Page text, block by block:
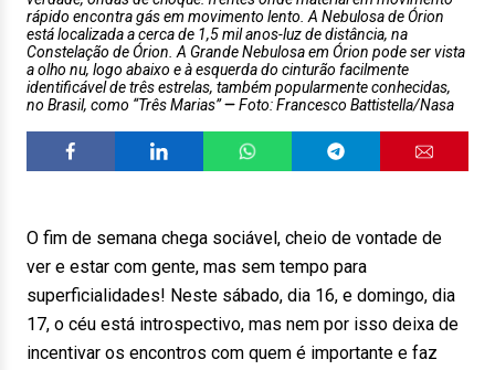
rápido encontra gás em movimento lento. A Nebulosa de Órion
está localizada a cerca de 1,5 mil anos-luz de distância, na
Constelação de Órion. A Grande Nebulosa em Órion pode ser vista
a olho nu, logo abaixo e à esquerda do cinturão facilmente
identificável de três estrelas, também popularmente conhecidas,
no Brasil, como “Três Marias”
Foto: Francesco Battistella/Nasa
O fim de semana chega sociável, cheio de vontade de
ver e estar com gente, mas sem tempo para
superficialidades! Neste sábado, dia 16, e domingo, dia
17, o céu está introspectivo, mas nem por isso deixa de
incentivar os encontros com quem é importante e faz